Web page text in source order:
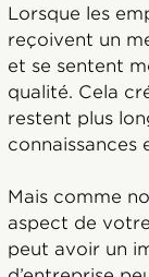
Lorsque les
reçoivent un
et se sentent
qualité. Cela
restent plus
connaissances
Mais comme
aspect de
peut avoir un